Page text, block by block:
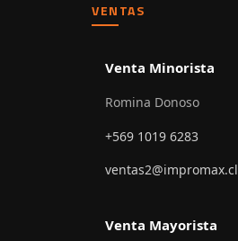
VENTAS
Venta Minorista
Romina Donoso
+569 1019 6283
ventas2@impromax.cl
Venta Mayorista